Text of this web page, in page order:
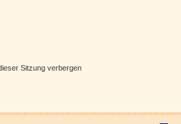
Sitzung verbergen